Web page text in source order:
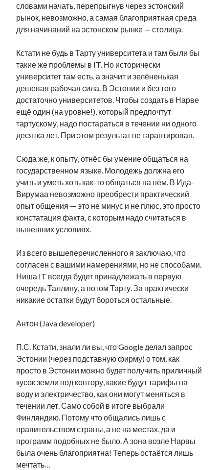
словами начать, перепрыгнув через эстонский
рынок, невозможно, а самая благоприятная среда
для начинаний на эстонском рынке — столица.
Кстати не будь в Тарту университета и там были бы
такие же проблемы в IT. Но исторически
университет там есть, а значит и зелёненькая
дешевая рабочая сила. В Эстонии и без того
достаточно университетов. Чтобы создать в Нарве
ещё один (на уровне!), который предпочтут
тартускому, надо постараться в течении ни одного
десятка лет. При этом результат не гарантирован.
Сюда же, к опыту, отнёс бы умение общаться на
государственном языке. Молодежь должна его
учить и уметь хоть как-то общаться на нём. В Ида-
Вирумаа невозможно преобрести практический
опыт общения — это не минус и не плюс, это просто
констатация факта, с которым надо считаться в
нынешних условиях.
Из всего вышеперечисленного я заключаю, что
согласен с вашими намерениями, но не способами.
Ниша IT всегда будет принадлежать в первую
очередь Таллину, а потом Тарту. За практически
никакие остатки будут бороться остальные.
Антон (Java developer)
П.С. Кстати, знали ли вы, что Google делал запрос
Эстонии (через подставную фирму) о том, как
просто в Эстонии можно будет получить приличный
кусок земли под контору, какие будут тарифы на
воду и электричество, как они могут меняться в
течении лет. Само собой в итоге выбрали
Финляндию. Потому что общались лишь с
правительством страны, а не на местах, да и
программ подобных не было. А зона возле Нарвы
была очень благоприятна! Теперь остаётся лишь
мечтать…